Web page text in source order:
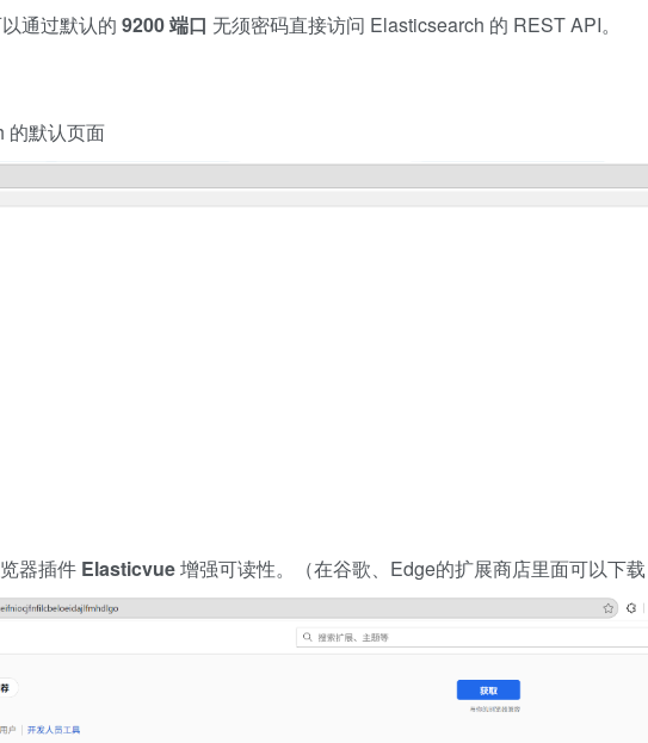
通过默认的 9200 端口 无须密码直接访问 Elasticsearch 的 REST API。
的默认页面
器插件 Elasticvue增强可读性。（在谷歌、Edge的扩展商店里面可以下